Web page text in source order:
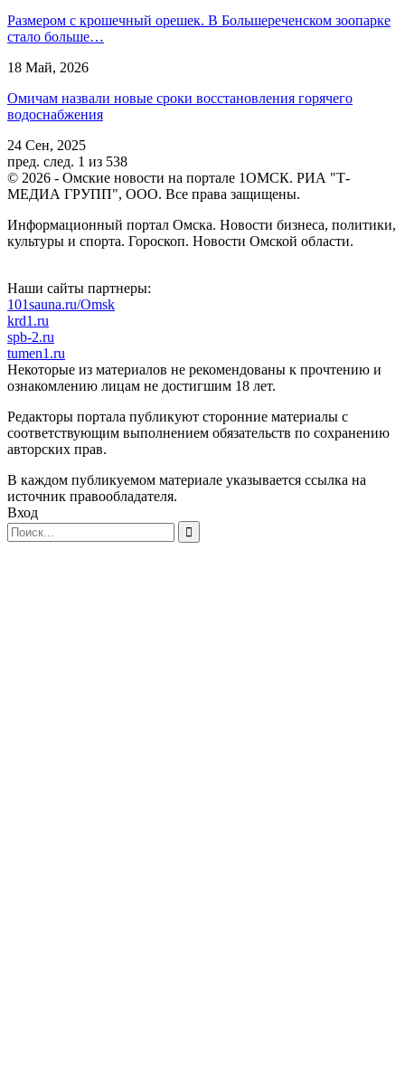
Размером с крошечный орешек. В Большереченском зоопарке
стало больше…
18 Май, 2026
Омичам назвали новые сроки восстановления горячего
водоснабжения
24 Сен, 2025
пред. след. 1 из 538
© 2026 - Омские новости на портале 1ОМСК. РИА "Т-
МЕДИА ГРУПП", ООО. Все права защищены.
Информационный портал Омска. Новости бизнеса, политики,
культуры и спорта. Гороскоп. Новости Омской области.
Наши сайты партнеры:
101sauna.ru/Omsk
krd1.ru
spb-2.ru
tumen1.ru
Некоторые из материалов не рекомендованы к прочтению и
ознакомлению лицам не достигшим 18 лет.
Редакторы портала публикуют сторонние материалы с
соответствующим выполнением обязательств по сохранению
авторских прав.
В каждом публикуемом материале указывается ссылка на
источник правообладателя.
Вход